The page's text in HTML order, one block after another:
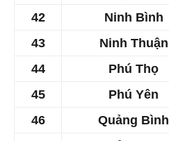
42
Ninh Bình
43
Ninh Thuận
44
Phú Thọ
45
Phú Yên
46
Quảng Bình